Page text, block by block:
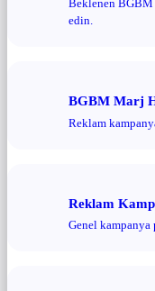
Beklenen
edin.
BGBM Marj
Reklam
Reklam
Genel kampanya